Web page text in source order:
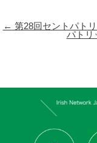
← 第28回セントパト
パトリ